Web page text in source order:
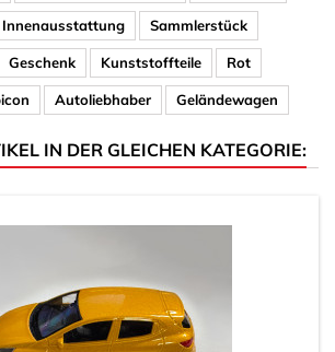
Sammlerstück
Geschenk Kunststoffteile Rot
Autoliebhaber Geländewagen
IN DER GLEICHEN KATEGORIE: